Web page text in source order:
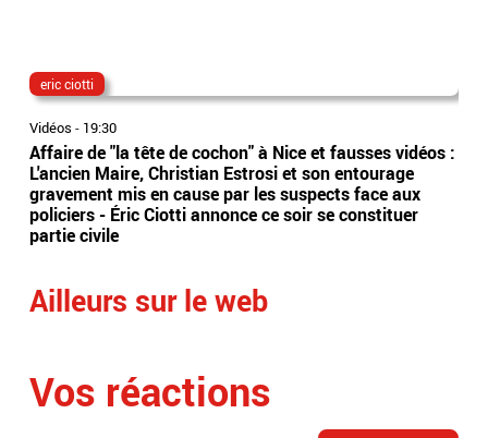
eric ciotti
Vidéos - 19:30
Affaire de "la tête de cochon" à Nice et fausses vidéos :
L'ancien Maire, Christian Estrosi et son entourage
gravement mis en cause par les suspects face aux
policiers - Éric Ciotti annonce ce soir se constituer
partie civile
Ailleurs sur le web
Vos réactions